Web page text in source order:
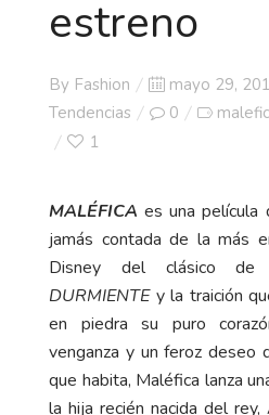
estreno
By Fashion
Posted
on
mayo 29,
Tendencias
0
1
MALÉFICA es una película
jamás contada de la más
Disney del clásico
DURMIENTEy la traición
en piedra su puro
venganza y un feroz deseo
que habita, Maléfica lanza
la hija recién nacida del